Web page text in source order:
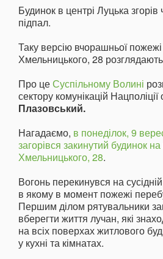
Будинок в центрі Луцька
підпал.
Таку версію вчорашньої
Хмельницького, 28
Про цеСуспільному Волині
сектору комунікацій Нацполіції
Плазовський.
Нагадаємо, в понеділок, 9
загорівся закинутий будинок
Хмельницького, 28.
Вогонь перекинувся на
в якому в момент пожежі
Першим ділом рятувальники
вберегти життя лучан, які
на всіх поверхах житлового
у кухні та кімнатах.